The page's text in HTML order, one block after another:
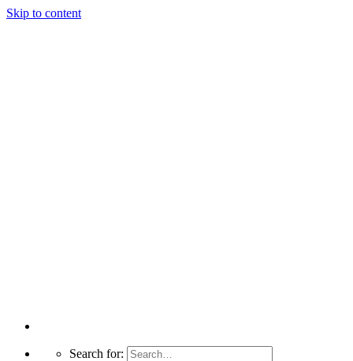
Skip to content
Search for: